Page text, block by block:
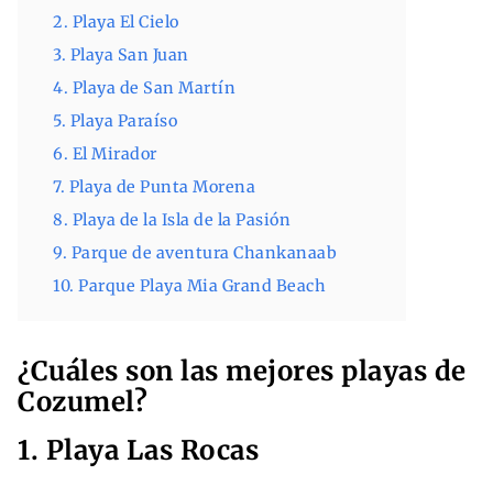
2. Playa El Cielo
3. Playa San Juan
4. Playa de San Martín
5. Playa Paraíso
6. El Mirador
7. Playa de Punta Morena
8. Playa de la Isla de la Pasión
9. Parque de aventura Chankanaab
10. Parque Playa Mia Grand Beach
¿Cuáles son las mejores playas de
Cozumel?
1. Playa Las Rocas